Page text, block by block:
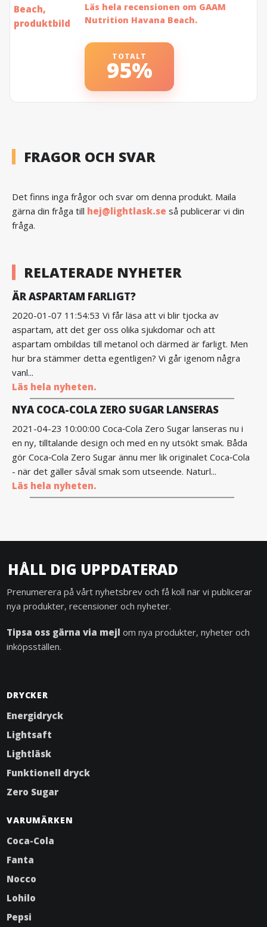
Läs hela recensionen om GAAM
Nutrition Havana Beach.
TOTALT
95%
FRAGOR OCH SVAR
Det finns inga frågor och svar om denna produkt. Maila
gärna din fråga till hej@lightlask.se så publicerar vi din
fråga.
RELATERADE NYHETER
ÄR ASPARTAM FARLIGT?
2020-01-07 11:54:53 Vi får läsa att vi blir tjocka av
aspartam, att det ger oss olika sjukdomar och att
aspartam ombildas till metanol och därmed är farligt. Men
hur bra stämmer detta egentligen? Vi går igenom några
vanl...
Läs hela nyheten.
NYA COCA-COLA ZERO SUGAR LANSERAS
2021-04-23 10:00:00 Coca‑Cola Zero Sugar lanseras nu i
en ny, tilltalande design och med en ny utsökt smak. Båda
gör Coca‑Cola Zero Sugar ännu mer lik originalet Coca‑Cola
- när det gäller såväl smak som utseende. Naturl...
Läs hela nyheten.
HÅLL DIG UPPDATERAD
Prenumerera på vårt nyhetsbrev och få koll när vi publicerar
nya produkter, recensioner och nyheter.
Tipsa oss gärna via mejl om nya produkter, nyheter och
inköpsställen.
DRYCKER
Energidryck
Lightsaft
Lightläsk
Funktionell dryck
Zero Sugar
VARUMÄRKEN
Coca-Cola
Fanta
Nocco
Lohilo
Pepsi